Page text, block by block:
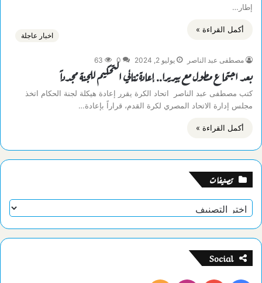
إطار…
أكمل القراءة »
اخبار عاجلة
مصطفى عبد الناصر يوليو 2, 2024 0
63
بعد اجتماع مطول مع بيريرا.. إعادة ثنائي التحكيم للجنة مجدداً
كتب مصطفى عبد الناصر اتحاد الكرة يقرر إعادة هيكلة لجنة الحكام اتخذ
مجلس إدارة الاتحاد المصري لكرة القدم، قراراً بإعادة…
أكمل القراءة »
تصنيفات
تصنيفات
Social